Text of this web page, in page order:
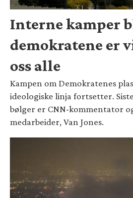
Interne kamper
demokratene er
oss alle
Kampen om Demokratenes
ideologiske linja fortsetter.
bølger er CNN-kommentator
medarbeider, Van Jones.